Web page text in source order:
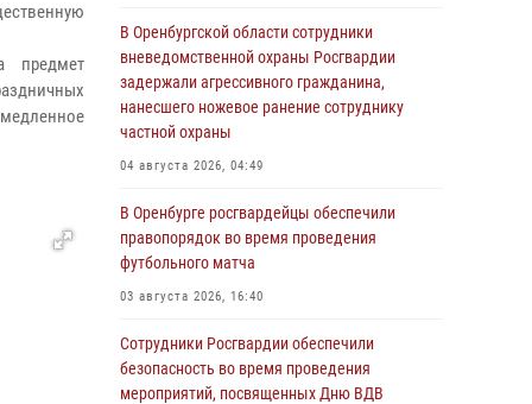
предмет
В Оренбургской области сотрудники
вневедомственной охраны Росгвардии
задержали агрессивного гражданина,
нанесшего ножевое ранение сотруднику
частной охраны
04 августа 2026, 04:49
В Оренбурге росгвардейцы обеспечили
правопорядок во время проведения
футбольного матча
03 августа 2026, 16:40
Сотрудники Росгвардии обеспечили
безопасность во время проведения
мероприятий, посвященных Дню ВДВ